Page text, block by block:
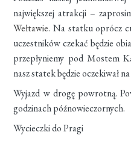
największej atrakcji –
Wełtawie. Na statku oprócz
uczestników czekać będzie
przepłyniemy pod Mostem
nasz statek będzie oczekiwał
Wyjazd w drogę powrotną.
godzinach późnowieczornych.
Wycieczki do Pragi